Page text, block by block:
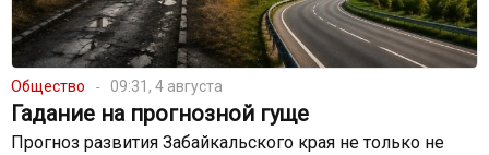
Общество 09:31, 4 августа
Гадание на прогнозной гуще
Прогноз развития Забайкальского края не только не